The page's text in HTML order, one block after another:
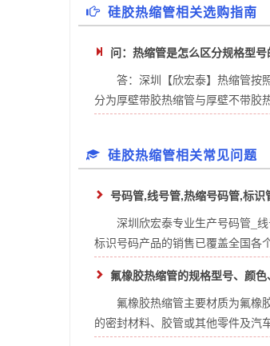
硅胶热缩管相关选购指南
问：热缩管是怎么区分规格型号
答：深圳【欣宏泰】热缩管按
分为厚壁带胶热缩管与厚壁不带胶
硅胶热缩管相关常见问题
号码管,线号管,热缩号码管,标识
深圳欣宏泰专业生产号码管_
标识号码产品的销售已覆盖全国各
氟橡胶热缩管的规格型号、颜色
氟橡胶热缩管主要材质为氟橡
的密封材料、胶管或其他零件及汽